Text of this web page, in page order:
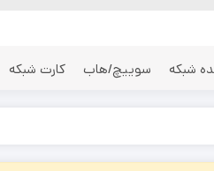
شبکه سوییچ/هاب کارت شبکه